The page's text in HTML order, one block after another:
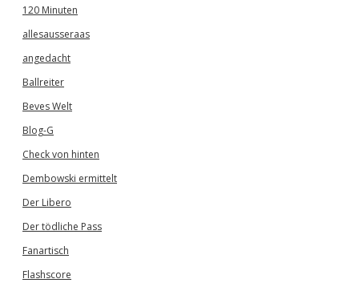
120 Minuten
allesausseraas
angedacht
Ballreiter
Beves Welt
Blog-G
Check von hinten
Dembowski ermittelt
Der Libero
Der tödliche Pass
Fanartisch
Flashscore